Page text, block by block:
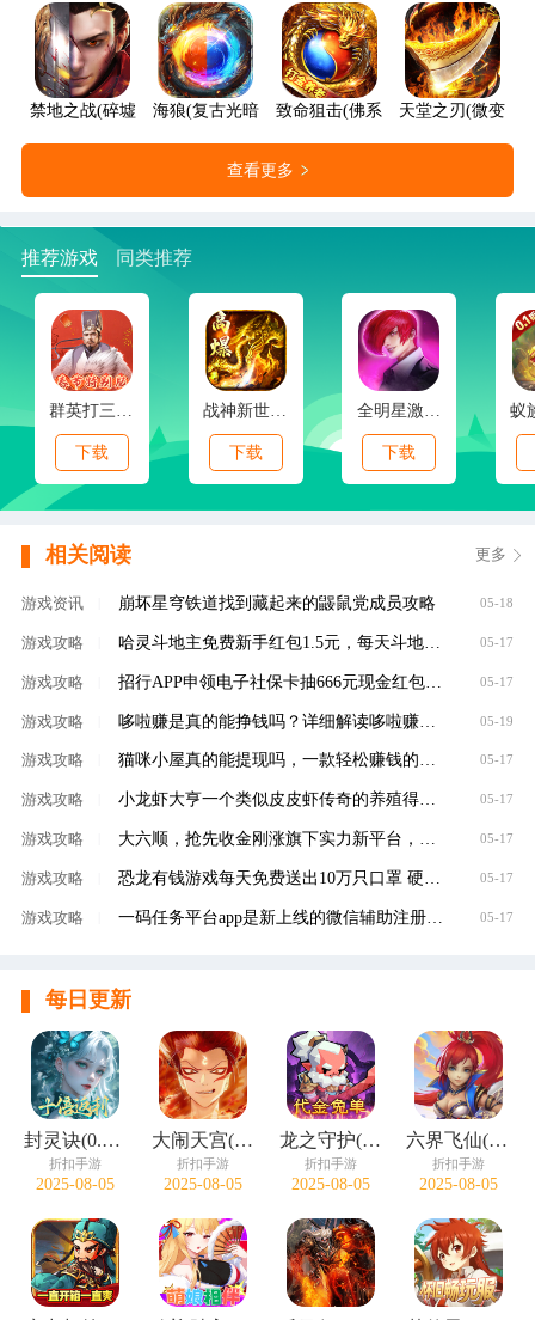
禁地之战(碎墟诸天沉默)海狼(复古光暗福利版)致命狙击(佛系打金养老传奇)
天堂之刃(微变攻
查看更多
推荐游戏 同类推荐
群英打三国(0.1春节特别版)
下载
战神新世纪(免赞沉默开荒)
下载
全明星激斗(内置0.1折新春版)
下载
相关阅读 更多
游戏资讯 崩坏星穹铁道找到藏起来的鼹鼠党成员攻略 05-18
游戏攻略 哈灵斗地主免费新手红包1.5元，每天斗地主领元 05-17
游戏攻略 招行APP申领电子社保卡抽666元现金红包，100%有礼 05-17
游戏攻略 哆啦赚是真的能挣钱吗？详细解读哆啦赚是不是 05-19
游戏攻略 猫咪小屋真的能提现吗，一款轻松赚钱的养成类 05-17
游戏攻略 小龙虾大亨一个类似皮皮虾传奇的养殖得分红虾 05-17
游戏攻略 大六顺，抢先收金刚涨旗下实力新平台，转发单 05-17
游戏攻略 恐龙有钱游戏每天免费送出10万只口罩 硬核回馈 05-17
游戏攻略 一码任务平台app是新上线的微信辅助注册赚钱平 05-17
每日更新
封灵诀(0.05十倍返利免单版)
折扣手游
2025-08-05
大闹天宫(0.05折开箱买断版)
折扣手游
2025-08-05
龙之守护(0.05折代金免单)
折扣手游
2025-08-05
六界飞仙(0.1折免费送6480)
折扣手游
2025-08-05